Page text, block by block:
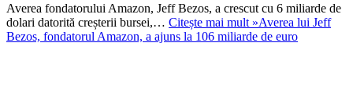
Averea fondatorului Amazon, Jeff Bezos, a crescut cu 6 miliarde de
dolari datorită creșterii bursei,… Citește mai mult »Averea lui Jeff
Bezos, fondatorul Amazon, a ajuns la 106 miliarde de euro